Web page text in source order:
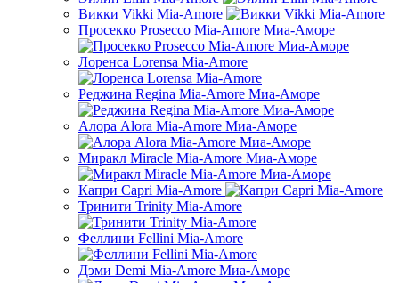
Викки Vikki Mia-Amore
Просекко Prosecco Mia-Amore Миа-Аморе
Лоренса Lorensa Mia-Amore
Реджина Regina Mia-Amore Mиа-Аморе
Алора Alora Mia-Amore Миа-Аморе
Миракл Miracle Mia-Amore Миа-Аморе
Капри Capri Mia-Amore
Тринити Trinity Mia-Amore
Феллини Fellini Mia-Amore
Дэми Demi Mia-Amore Миа-Аморе